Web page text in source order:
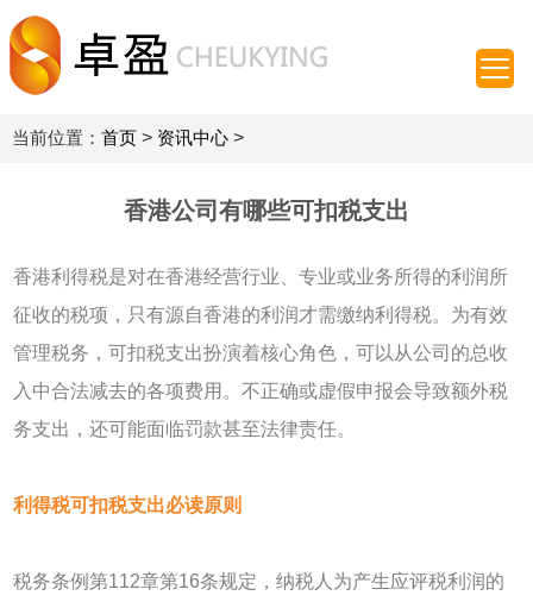
当前位置： 首页 > 资讯中心 >
香港公司有哪些可扣税支出
香港利得税是对在香港经营行业、专业或业务所得的利润所
征收的税项，只有源自香港的利润才需缴纳利得税。为有效
管理税务，可扣税支出扮演着核心角色，可以从公司的总收
入中合法减去的各项费用。不正确或虚假申报会导致额外税
务支出，还可能面临罚款甚至法律责任。
利得税可扣税支出必读原则
税务条例第112章第16条规定，纳税人为产生应评税利润的